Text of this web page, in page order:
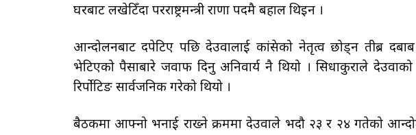
घरबाट लखेटिँदा परराष्ट्रमन्त्री राणा पदमै बहाल थिइन ।
आन्दोलनबाट दपेटिए पछि देउवालाई कांग्रेसको नेतृत्व छोड्न तीब्र
भेटिएको पैसाबारे जवाफ दिनु अनिवार्य नै थियो । सिधाकुराले
रिर्पोटिङ सार्वजनिक गरेको थियो ।
बैठकमा आफ्नो भनाई राख्ने क्रममा देउवाले भदौ २३ र २४ गतेको